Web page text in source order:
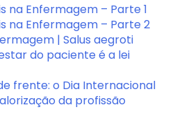
na Enfermagem – Parte 1
na Enfermagem – Parte 2
| Salus aegroti
do paciente é a lei
frente: o Dia Internacional
da profissão